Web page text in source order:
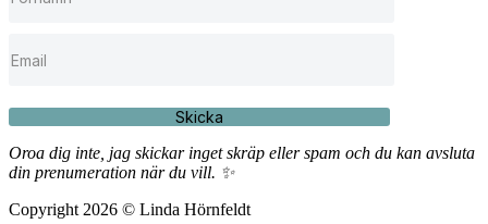
Skicka
Oroa dig inte, jag skickar inget skräp eller spam och du kan avsluta
din prenumeration när du vill. ✨
Copyright 2026 © Linda Hörnfeldt